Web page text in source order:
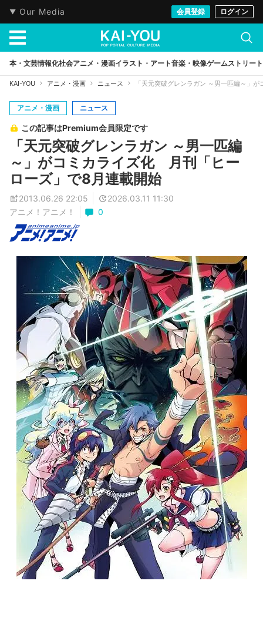
Our Media 会員登録 ログイン
本・文芸情報化社会アニメ・漫画イラスト・アート音楽・映像ゲームストリート
KAI-YOU アニメ・漫画 ニュース 「天元突破グレンラガン ～男一匹編～」
アニメ・漫画 ニュース
この記事はPremium会員限定です
「天元突破グレンラガン ～男一匹編
～」がコミカライズ化 月刊「ヒー
ローズ」で8月連載開始
2013.06.26 22:05
2026.03.11 11:30
アニメ！アニメ！
0